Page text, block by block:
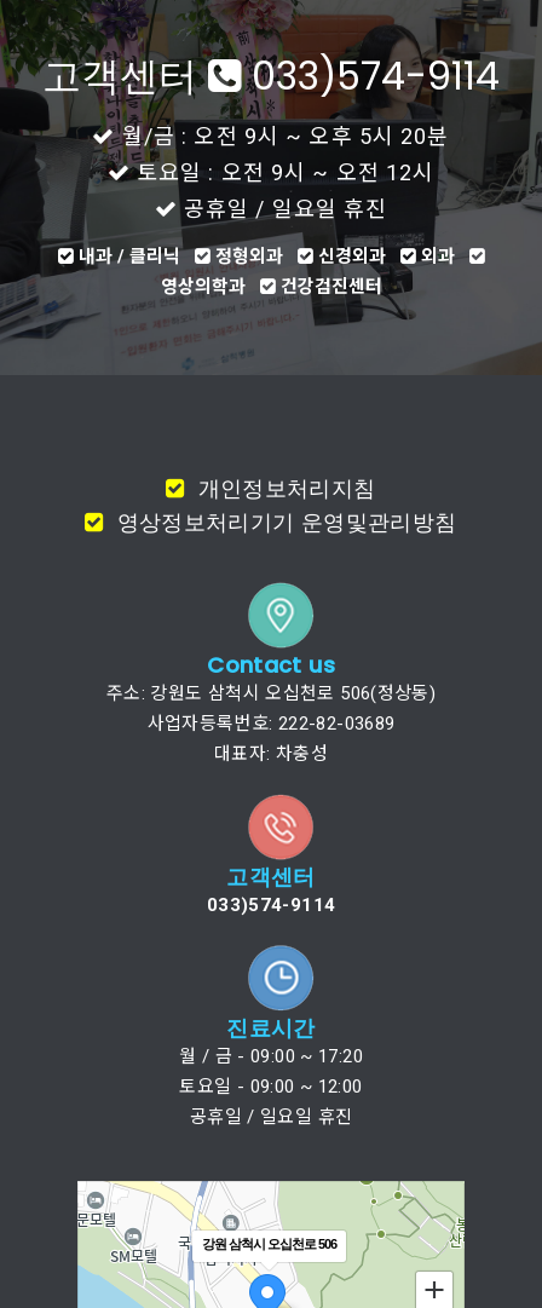
고객센터 033)574-9114
월/금 : 오전 9시 ~ 오후 5시 20분
토요일 : 오전 9시 ~ 오전 12시
공휴일 / 일요일 휴진
내과 / 클리닉 정형외과 신경외과
외과
영상의학과
건강검진센터
개인정보처리지침
영상정보처리기기 운영및관리방침
Contact us
주소: 강원도 삼척시 오십천로 506(정상동)
사업자등록번호: 222-82-03689
대표자: 차충성
고객센터
033)574-9114
진료시간
월 / 금 - 09:00 ~ 17:20
토요일 - 09:00 ~ 12:00
공휴일 / 일요일 휴진
강원 삼척시 오십천로 506